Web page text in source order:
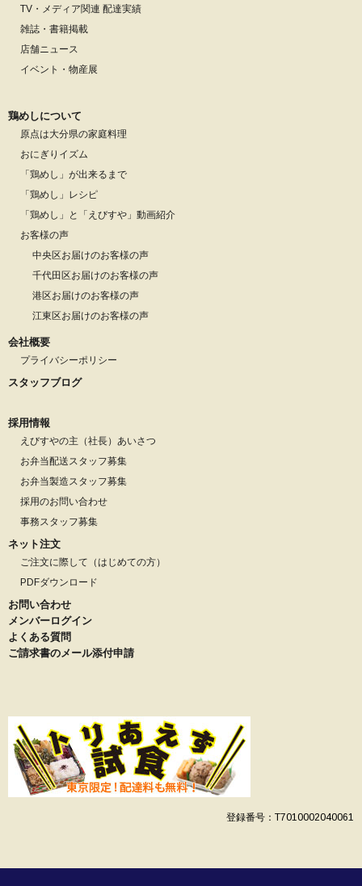
TV・メディア関連 配達実績
雑誌・書籍掲載
店舗ニュース
イベント・物産展
鶏めしについて
原点は大分県の家庭料理
おにぎりイズム
「鶏めし」が出来るまで
「鶏めし」レシピ
「鶏めし」と「えびすや」動画紹介
お客様の声
中央区お届けのお客様の声
千代田区お届けのお客様の声
港区お届けのお客様の声
江東区お届けのお客様の声
会社概要
プライバシーポリシー
スタッフブログ
採用情報
えびすやの主（社長）あいさつ
お弁当配送スタッフ募集
お弁当製造スタッフ募集
採用のお問い合わせ
事務スタッフ募集
ネット注文
ご注文に際して（はじめての方）
PDFダウンロード
お問い合わせ
メンバーログイン
よくある質問
ご請求書のメール添付申請
登録番号：T7010002040061